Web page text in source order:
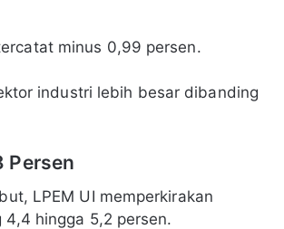
minus 0,99 persen.
industri lebih besar dibanding
Persen
LPEM UI memperkirakan
hingga 5,2 persen.